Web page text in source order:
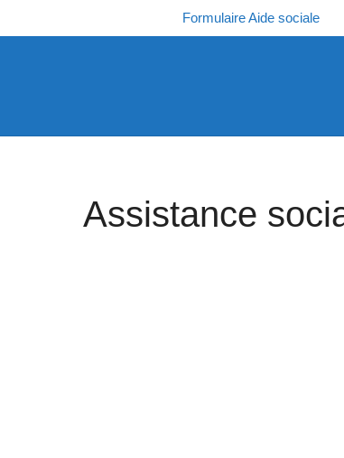
au
Formulaire Aide sociale
Assistance